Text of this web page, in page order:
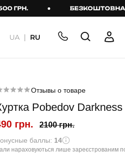
БЕЗКОШТОВНА
шорти
Шорти
UA RU
Отзывы о товаре
Pobedov
грн. 2100 грн.
баллы: 14
нараховуються лише зареєстрованим